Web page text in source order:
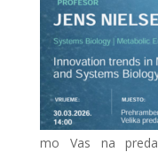
mo Vas na